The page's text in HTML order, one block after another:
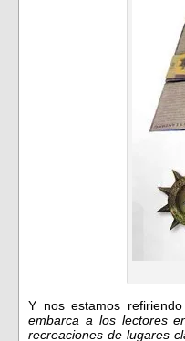
Y nos estamos
embarca a los lectores
recreaciones de lugares